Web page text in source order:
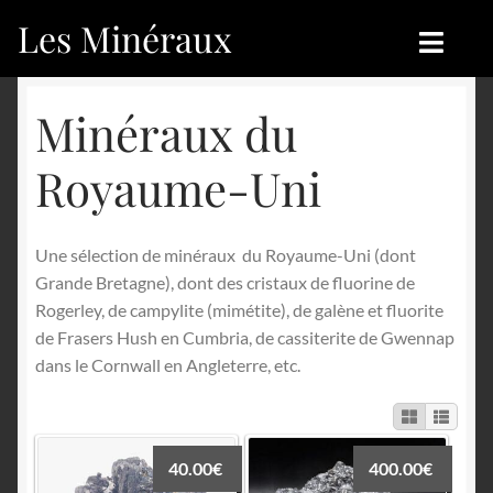
Aller
à
navigation
Aller
au
Les Minéraux
Catégories
Nouveautés
Achat
Mon compte
Français
Boutique
Nouveautés
Blog
Achat
Sites amis
Minéraux du
Royaume-Uni
Une sélection de minéraux du Royaume-Uni (dont
Grande Bretagne), dont des cristaux de fluorine de
Rogerley, de campylite (mimétite), de galène et fluorite
de Frasers Hush en Cumbria, de cassiterite de Gwennap
dans le Cornwall en Angleterre, etc.
40.00€ 400.00€
25.00€
40.00€
2200.00€
40.00€
2000.00€
130.00€
150.00€
25.00€
20.00€
120.00€
195.00€
85.00€
45.00€
25.00€
50.00€
30.00€
50.00€
220.00€
220.00€
60.00€
200.00€